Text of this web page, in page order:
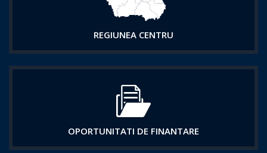
REGIUNEA CENTRU
OPORTUNITATI DE FINANTARE